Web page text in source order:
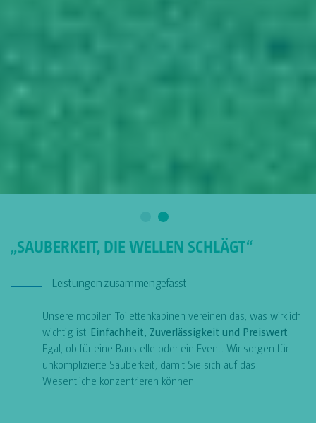
„SAUBERKEIT, DIE WELLEN SCHLÄGT“
Leistungen zusammengefasst
Unsere mobilen Toilettenkabinen vereinen das, was wirklich
wichtig ist: Einfachheit, Zuverlässigkeit und Preiswert
Egal, ob für eine Baustelle oder ein Event. Wir sorgen für
unkomplizierte Sauberkeit, damit Sie sich auf das
Wesentliche konzentrieren können.